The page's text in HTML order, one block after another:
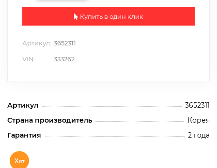
Купить в один клик
Артикул: 3652311
VIN: 333262
Артикул
3652311
Страна производитель
Корея
Гарантия
2 года